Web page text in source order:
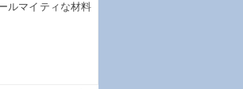
ルマイティな材料